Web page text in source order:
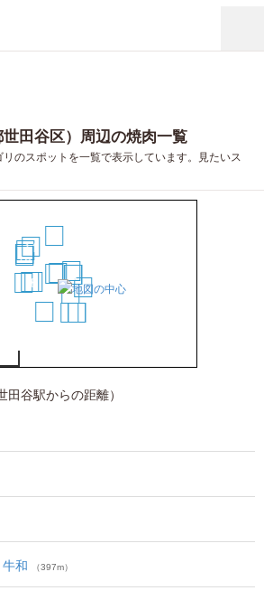
田谷区）周辺の焼肉一覧
のスポットを一覧で表示しています。見たいス
345
6 7
89
11
13
14
15
17
田谷駅からの距離）
和 （397m）